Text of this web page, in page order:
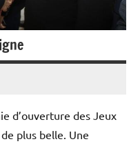
d’ouverture des Jeux
plus belle. Une